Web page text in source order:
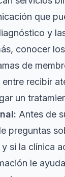
que
y
conocer los
de
recibir
un
Antes de
preguntas
si la clínica
le